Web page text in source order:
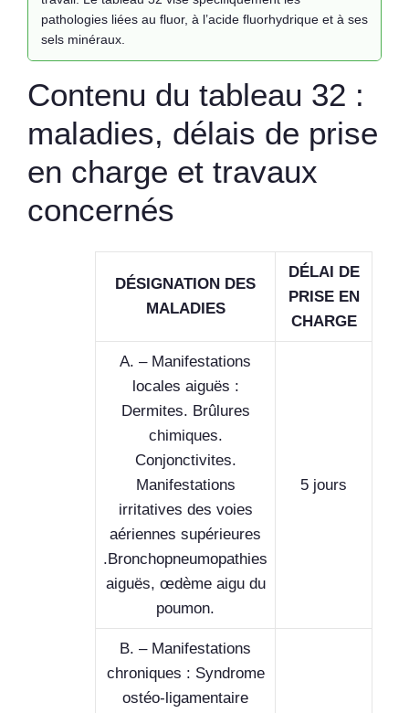
pathologies liées au fluor, à l’acide fluorhydrique et à ses
sels minéraux.
Contenu du tableau 32 :
maladies, délais de prise
en charge et travaux
concernés
DÉSIGNATION DES
MALADIES
DÉLAI DE
PRISE EN
CHARGE
A. – Manifestations
locales aiguës :
Dermites. Brûlures
chimiques.
Conjonctivites.
Manifestations
irritatives des voies
aériennes supérieures
.Bronchopneumopathies
aiguës, œdème aigu du
poumon.
5 jours
B. – Manifestations
chroniques : Syndrome
ostéo-ligamentaire